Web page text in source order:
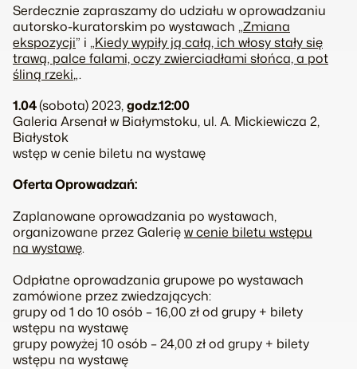
Serdecznie zapraszamy do udziału w oprowadzaniu
autorsko-kuratorskim po wystawach „Zmiana
ekspozycji” i „Kiedy wypiły ją całą, ich włosy stały się
trawą, palce falami, oczy zwierciadłami słońca, a pot
śliną rzeki„.
1.04(sobota) 2023,godz.12:00
Galeria Arsenał w Białymstoku, ul. A. Mickiewicza 2,
Białystok
wstęp w cenie biletu na wystawę
Oferta Oprowadzań:
Zaplanowane oprowadzania po wystawach,
organizowane przez Galerięw cenie biletu wstępu
na wystawę.
Odpłatne oprowadzania grupowe po wystawach
zamówione przez zwiedzających:
grupy od 1 do 10 osób – 16,00 zł od grupy + bilety
wstępu na wystawę
grupy powyżej 10 osób – 24,00 zł od grupy + bilety
wstępu na wystawę